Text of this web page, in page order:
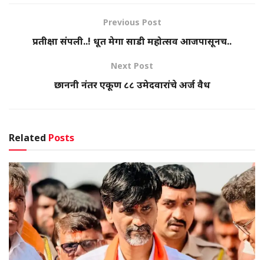
Previous Post
प्रतीक्षा संपली..! धूत मेगा साडी महोत्सव आजपासूनच..
Next Post
छाननी नंतर एकूण ८८ उमेदवारांचे अर्ज वैध
Related Posts